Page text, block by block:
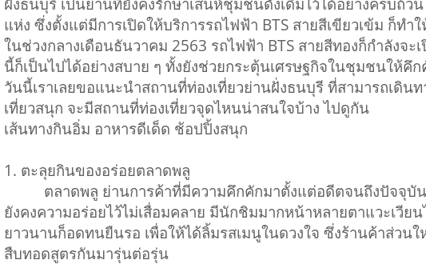
แห่ง ซึ่งตั้งแต่มีการเปิดให้บริการรถไฟฟ้า BTS สายสีเขียวเข้ม ก็ท
ในช่วงกลางเดือนธันวาคม 2563 รถไฟฟ้า BTS สายสีทองก็กำลังจ
นี้ก็เป็นไปได้อย่างสบาย ๆ ทั้งยังช่วยกระตุ้นเศรษฐกิจในชุมชนให้คึก
วันนี้เราเลยขอแนะนำสถานที่ท่องเที่ยวย่านฝั่งธนบุรี ที่สามารถเดินท
เที่ยวสนุก จะมีสถานที่ท่องเที่ยวจุดไหนน่าสนใจบ้าง ไปดูกัน
เส้นทางกินอิ่ม อาหารดีเด็ด ช้อปปิ้งสนุก
1. ตะลุยกินของอร่อยตลาดพลู
ตลาดพลู ย่านการค้าที่มีความคึกคักมาตั้งแต่อดีตจนถึงปัจจุบัน
ยังคงความอร่อยไว้ไม่เสื่อมคลาย มีนักชิมมากหน้าหลายตาแวะเวี
ยาวนานก็อดทนยืนรอ เพื่อให้ได้ลิ้มรสเมนูในดวงใจ ซึ่งร้านค้าส่วน
สืบทอดสูตรกันมารุ่นต่อรุ่น